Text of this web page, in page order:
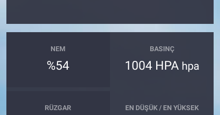
NEM
%54
BASINÇ
1004 HPA hpa
RÜZGAR EN DÜŞÜK / EN YÜKSEK